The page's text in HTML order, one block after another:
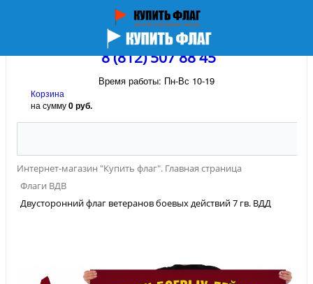
8 (812) 507 88 45
Время работы: Пн-Вс 10-19
Корзина
на сумму0 руб.
Интернет-магазин "Купить флаг". Главная страница
Флаги ВДВ
Двусторонний флаг ветеранов боевых действий 7 гв. ВДД